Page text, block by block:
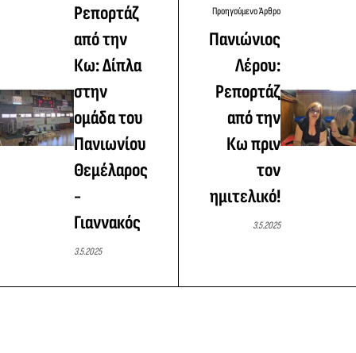
Ρεπορτάζ
από την
Κω: Δίπλα
στην
ομάδα του
Πανιωνίου
Θεμέλαρος
-
Γιαννακός
3.5.2025
Προηγούμενο Άρθρο
Πανιώνιος
Λέρου:
Ρεπορτάζ
από την
Κω πριν
τον
ημιτελικό!
3.5.2025